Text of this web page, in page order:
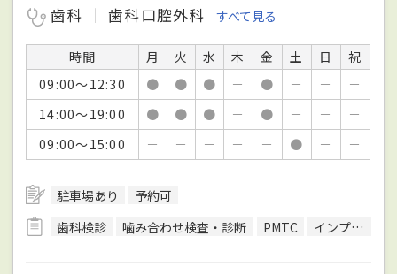
歯科
歯科口腔外科 すべて見る
時間 月 火 水 木 金 土 日
祝
09:00～12:30
● ● ● － ● － －
－
14:00～19:00
● ● ● － ● － －
－
09:00～15:00
－ － － － － ● － －
駐車場あり
予約可
歯科検診
噛み合わせ検査・診断 PMTC インプラント治療